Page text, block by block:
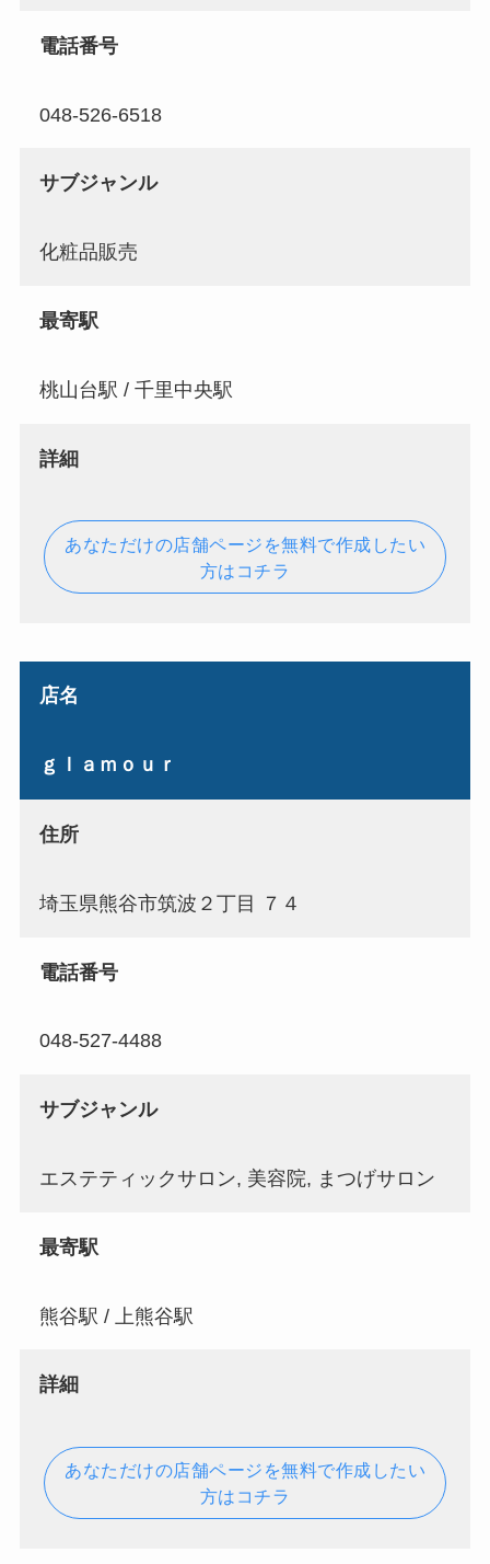
電話番号
048-526-6518
サブジャンル
化粧品販売
最寄駅
桃山台駅 / 千里中央駅
詳細
あなただけの店舗ページを無料で作成したい
方はコチラ
店名
ｇｌａｍｏｕｒ
住所
埼玉県熊谷市筑波２丁目 ７４
電話番号
048-527-4488
サブジャンル
エステティックサロン, 美容院, まつげサロン
最寄駅
熊谷駅 / 上熊谷駅
詳細
あなただけの店舗ページを無料で作成したい
方はコチラ